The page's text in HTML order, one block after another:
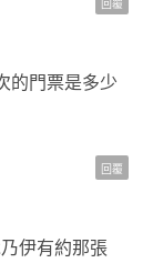
的門票是多少
回覆
伊有約那張
回覆